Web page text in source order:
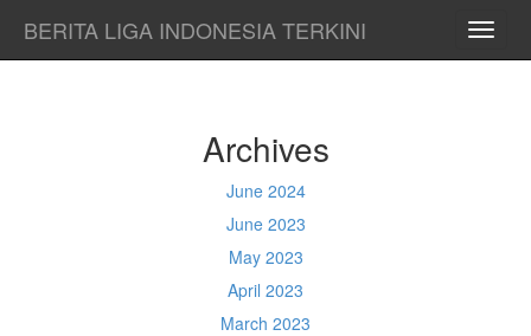
BERITA LIGA INDONESIA TERKINI
Archives
June 2024
June 2023
May 2023
April 2023
March 2023